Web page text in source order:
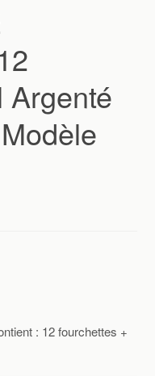
Argenté
: 12 fourchettes +